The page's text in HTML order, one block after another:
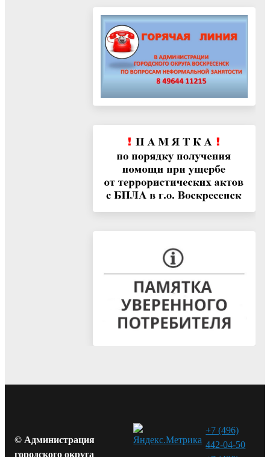
© Администрация
городского округа
+7 (496)
442-04-50